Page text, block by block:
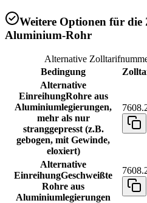
Weitere Optionen für
Aluminium-Rohr
Alternative
Bedingung
Alternative
EinreihungRohre aus
Aluminiumlegierungen,
mehr als nur
stranggepresst (z.B.
gebogen, mit Gewinde,
eloxiert)
Alternative
EinreihungGeschweißte
Rohre aus
Aluminiumlegierungen